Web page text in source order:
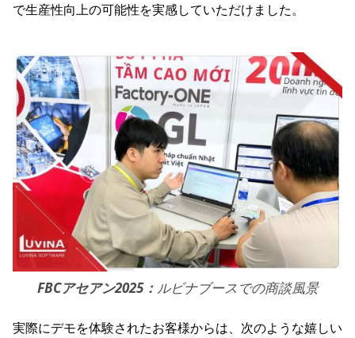
で生産性向上の可能性を実感していただけました。
FBCアセアン2025： ルビナブースでの商談風景
実際にデモを体験されたお客様からは、次のような嬉しい